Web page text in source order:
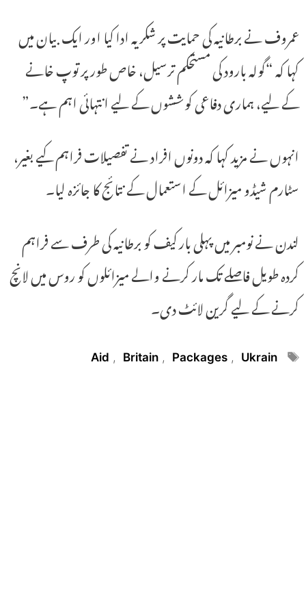
عمروف نے برطانیہ کی حمایت پر شکریہ ادا کیا اور ایک بیان میں
کہا کہ “گولہ بارود کی مستحکم ترسیل، خاص طور پر توپ خانے
کے لیے، ہماری دفاعی کوششوں کے لیے انتہائی اہم ہے۔”
انہوں نے مزید کہا کہ دونوں افراد نے تفصیلات فراہم کیے بغیر،
سٹارم شیڈو میزائل کے استعمال کے نتائج کا جائزہ لیا۔
لندن نے نومبر میں پہلی بار کیف کو برطانیہ کی طرف سے فراہم
کردہ طویل فاصلے تک مار کرنے والے میزائلوں کو روس میں لانچ
کرنے کے لیے گرین لائٹ دی۔
Tags
Aid , Britain , Packages , Ukrain